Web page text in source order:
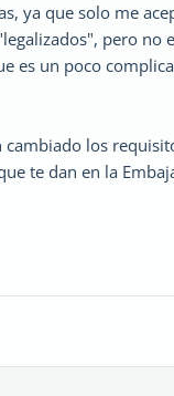
ya que solo me
pero no
es un poco
los
te dan en la